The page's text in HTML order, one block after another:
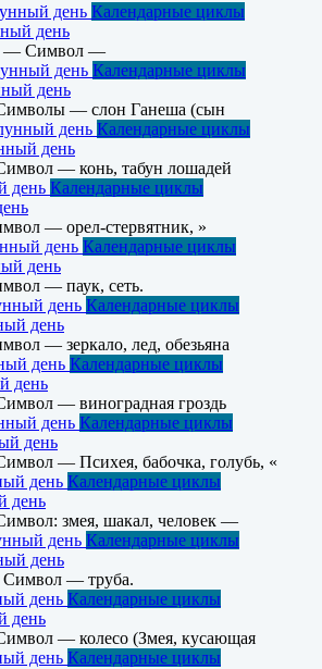
Календарные циклы
день
— Символ —
Календарные циклы
день
— слон Ганеша (сын
Календарные циклы
день
— конь, табун лошадей
Календарные циклы
— орел-стервятник, »
Календарные циклы
день
— паук, сеть.
Календарные циклы
день
— зеркало, лед, обезьяна
Календарные циклы
день
— виноградная гроздь
Календарные циклы
день
— Психея, бабочка, голубь, «
Календарные циклы
день
змея, шакал, человек —
Календарные циклы
день
Символ — труба.
Календарные циклы
день
— колесо (Змея, кусающая
Календарные циклы